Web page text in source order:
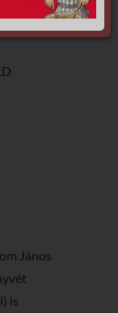
János
is